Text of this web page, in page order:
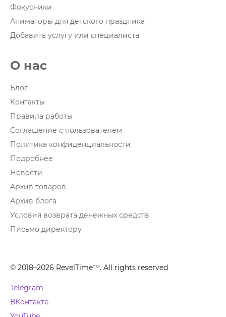
Фокусники
Аниматоры для детского праздника
Добавить услугу или специалиста
О нас
Блог
Контакты
Правила работы
Соглашение с пользователем
Политика конфиденциальности
Подробнее
Новости
Архив товаров
Архив блога
Условия возврата денежных средств
Письмо директору
© 2018–2026 RevelTime™. All rights reserved
Telegram
ВКонтакте